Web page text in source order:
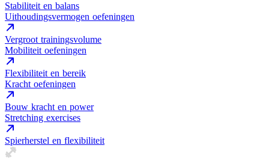
Stabiliteit en balans
Uithoudingsvermogen oefeningen
Vergroot trainingsvolume
Mobiliteit oefeningen
Flexibiliteit en bereik
Kracht oefeningen
Bouw kracht en power
Stretching exercises
Spierherstel en flexibiliteit